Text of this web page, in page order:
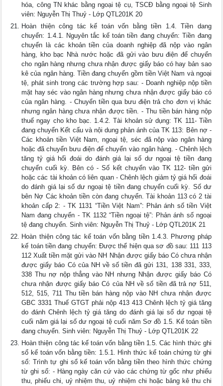
hóa, công TN khác bằng ngoại tệ cụ, TSCĐ bằng ngoại tệ Sinh
viên: Nguyễn Thị Thuỷ - Lớp QTL201K 20
Hoàn thiện công tác kế toán vốn bằng tiền 1.4. Tiền dang
chuyển: 1.4.1. Nguyên tắc kế toán tiền đang chuyển: Tiền đang
chuyển là các khoản tiền của doanh nghiệp đã nộp vào ngân
hàng, kho bạc Nhà nước hoặc đã gửi vào bưu điện để chuyển
cho ngân hàng nhưng chưa nhận được giấy báo có hay bản sao
kê của ngân hàng. Tiền đang chuyển gồm tiền Việt Nam và ngoại
tệ, phát sinh trong các trường hợp sau: - Doanh nghiệp nộp tiền
mặt hay séc vào ngân hàng nhưng chưa nhận được giấy báo có
của ngân hàng. - Chuyển tiền qua bưu điện trả cho đơn vị khác
nhưng ngân hàng chưa nhận được tiền. - Thu tiền bán hàng nộp
thuế ngay cho kho bạc. 1.4.2. Tài khoản sử dụng: TK 111- Tiền
đang chuyển Kết cấu và nội dung phản ánh của TK 113: Bên nợ -
Các khoản tiền Việt Nam, ngoại tệ, séc đã nộp vào ngân hàng
hoặc đã chuyển bưu điện để chuyển vào ngân hàng. - Chênh lệch
tăng tỷ giá hối đoái do đánh giá lại số dư ngoại tệ tiền đang
chuyển cuối kỳ. Bên có - Số kết chuyển vào TK 112- tiền gửi
hoặc các tài khoản có liên quan - Chênh lệch giảm tỷ giá hối đoái
do đánh giá lại số dư ngoại tệ tiền đang chuyển cuối kỳ. Số dư
bên Nợ Các khoản tiền còn đang chuyển. Tài khoản 113 có 2 tài
khoản cấp 2: - TK 1131 “Tiền Việt Nam”: Phản ánh số tiền Việt
Nam đang chuyển - TK 1132 “Tiền ngoại tệ”: Phản ánh số ngoại
tệ đang chuyển. Sinh viên: Nguyễn Thị Thuỷ - Lớp QTL201K 21
Hoàn thiện công tác kế toán vốn bằng tiền 1.4.3. Phương pháp
kế toán tiền đang chuyển: Được thể hiện qua sơ đồ sau: 111 113
112 Xuất tiền mặt gửi vào NH Nhận được giấy báo Có chưa nhận
được giấy báo Có của NH về số tiền đã gửi 131, 138 331, 333,
338 Thu nợ nộp thẳng vào NH nhưng Nhận được giấy báo Có
chưa nhận được giấy báo Có của NH về số tiền đã trả nợ 511,
512, 515, 711 Thu tiền bán hàng nộp vào NH chưa nhận được
GBC 3331 Thuế GTGT phải nộp 413 413 Chênh lệch tỷ giá tăng
do đánh Chênh lệch tỷ giá tăng do đánh giá lại số dư ngoại tệ
cuối năm giá lại số dư ngoại tệ cuối năm Sơ đồ 1.5. Kế toán tiền
đang chuyển. Sinh viên: Nguyễn Thị Thuỷ - Lớp QTL201K 22
Hoàn thiện công tác kế toán vốn bằng tiền 1.5. Các hình thức ghi
sổ kế toán vốn bằng tiền: 1.5.1. Hình thức kế toán chứng từ ghi
sổ: Trình tự ghi sổ kế toán vốn bằng tiền theo hình thức chứng
từ ghi sổ: - Hàng ngày căn cứ vào các chứng từ gốc như phiếu
thu, phiếu chi, uỷ nhiệm thu, uỷ nhiệm chi hoặc bảng kê thu chi